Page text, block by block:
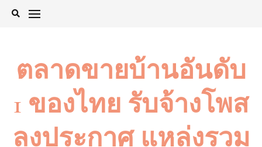
Skip
ตลาดขายบ้านอันดับ
1 ของไทย รับจ้างโพส
ลงประกาศ แหล่งรวม